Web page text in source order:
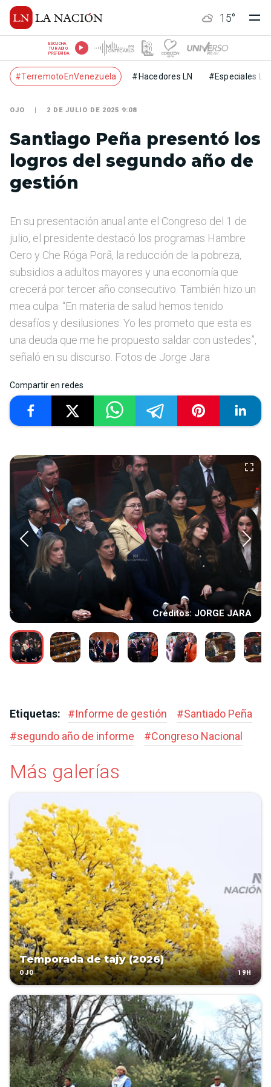
15°
ESCUCHÁ
TU RADIO
PREFERIDA
#TerremotoEnVenezuela #Hacedores LN #Especiales LN
OJO 2 DE JULIO DE 2025 9:08
Santiago Peña presentó los
logros del segundo año de
gestión
En su presentación anual ante el Congreso del 1 de
julio, el presidente destacó los programas Hambre
Cero y Che Róga Porã, la reducción de la pobreza,
subsidios a adultos mayores y una economía que
crecerá por tercer año consecutivo. También hizo un
mea culpa. “En materia de salud hemos tenido
desafíos y desilusiones. Yo les prometo que esta es
una deuda que me he propuesto saldar con ustedes”,
señaló en su discurso. Fotos de Jorge Jara
Compartir en redes
Créditos: JORGE JARA
Etiquetas: #Informe de gestión #Santiado Peña
#segundo año de informe #Congreso Nacional
Más galerías
Temporada de tajy (2026)
OJO 19H